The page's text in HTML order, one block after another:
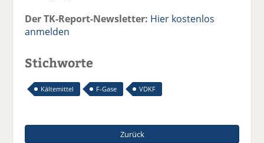
Der TK-Report-Newsletter: Hier kostenlos
anmelden
Stichworte
Kältemittel F-Gase VDKF
Zurück